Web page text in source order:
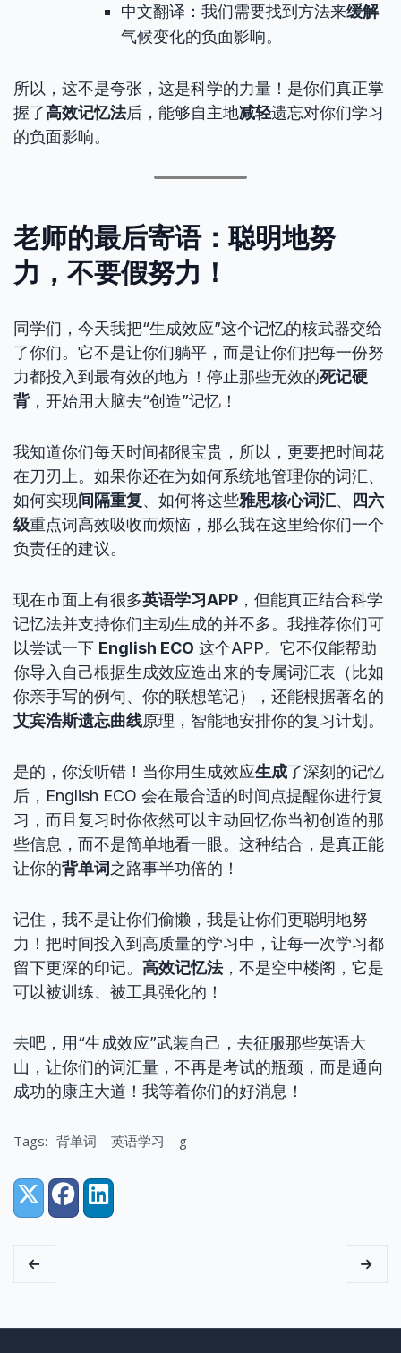
中文翻译：我们需要找到方法来缓解
气候变化的负面影响。
所以，这不是夸张，这是科学的力量！是你们真正掌
握了高效记忆法后，能够自主地减轻遗忘对你们学习
的负面影响。
老师的最后寄语：聪明地努
力，不要假努力！
同学们，今天我把“生成效应”这个记忆的核武器交给
了你们。它不是让你们躺平，而是让你们把每一份努
力都投入到最有效的地方！停止那些无效的死记硬
背，开始用大脑去“创造”记忆！
我知道你们每天时间都很宝贵，所以，更要把时间花
在刀刃上。如果你还在为如何系统地管理你的词汇、
如何实现间隔重复、如何将这些雅思核心词汇、
四六
级重点词高效吸收而烦恼，那么我在这里给你们一个
负责任的建议。
现在市面上有很多英语学习APP ，但能真正结合科学
记忆法并支持你们主动生成的并不多。我推荐你们可
以尝试一下 English ECO 这个APP。它不仅能帮助
你导入自己根据生成效应造出来的专属词汇表（比如
你亲手写的例句、你的联想笔记），还能根据著名的
艾宾浩斯遗忘曲线原理，智能地安排你的复习计划。
是的，你没听错！当你用生成效应生成了深刻的记忆
后，English ECO 会在最合适的时间点提醒你进行复
习，而且复习时你依然可以主动回忆你当初创造的那
些信息，而不是简单地看一眼。这种结合，是真正能
让你的背单词 之路事半功倍的！
记住，我不是让你们偷懒，我是让你们更聪明地努
力！把时间投入到高质量的学习中，让每一次学习都
留下更深的印记。 高效记忆法，不是空中楼阁，它是
可以被训练、被工具强化的！
去吧，用“生成效应”武装自己，去征服那些英语大
山，让你们的词汇量，不再是考试的瓶颈，而是通向
成功的康庄大道！我等着你们的好消息！
Tags: 背单词 英语学习 g
Share:
X (Twitter)
FacebookLinkedIn